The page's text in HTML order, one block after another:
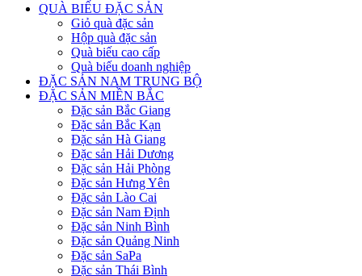
QUÀ BIẾU ĐẶC SẢN
Giỏ quà đặc sản
Hộp quà đặc sản
Quà biếu cao cấp
Quà biếu doanh nghiệp
ĐẶC SẢN NAM TRUNG BỘ
ĐẶC SẢN MIỀN BẮC
Đặc sản Bắc Giang
Đặc sản Bắc Kạn
Đặc sản Hà Giang
Đặc sản Hải Dương
Đặc sản Hải Phòng
Đặc sản Hưng Yên
Đặc sản Lào Cai
Đặc sản Nam Định
Đặc sản Ninh Bình
Đặc sản Quảng Ninh
Đặc sản SaPa
Đặc sản Thái Bình